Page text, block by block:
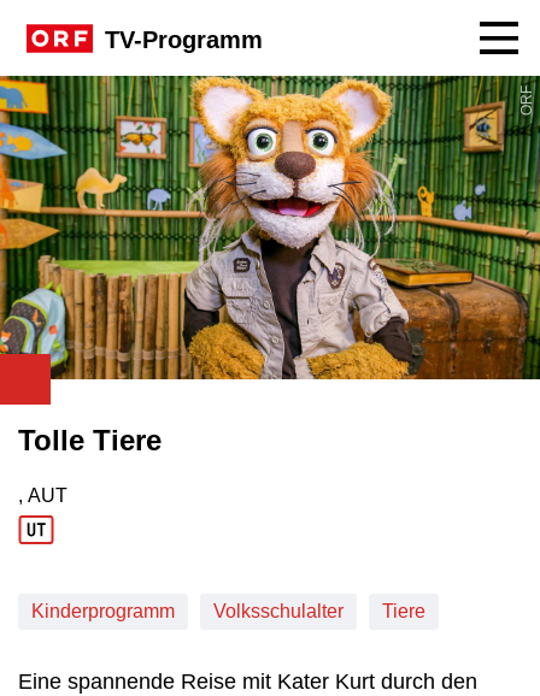
TV-Programm
ORF
Tolle Tiere
Produktionsland: AUT
, AUT
Kinderprogramm Volksschulalter Tiere
Eine spannende Reise mit Kater Kurt durch den